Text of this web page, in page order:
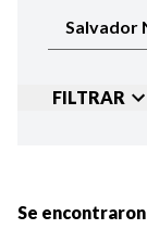
FILTRAR
Se encontraron